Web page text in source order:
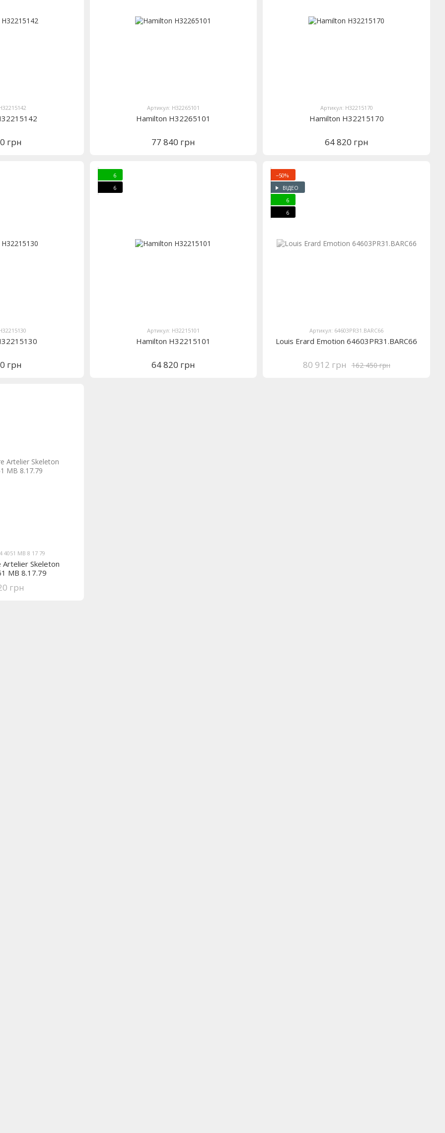
грн
Артикул: H32265101
Hamilton H32265101
77 840 грн
Артикул: H32215170
Hamilton H32215170
64 820 грн
грн
6
6
Артикул: H32215101
Hamilton H32215101
64 820 грн
−50%
ВІДЕО
6
6
Артикул: 64603PR31.BARC66
Louis Erard Emotion 64603PR31.BARC66
162 450 грн
80 912 грн
4051 MB 8 17 79
Artelier Skeleton
MB 8.17.79
грн